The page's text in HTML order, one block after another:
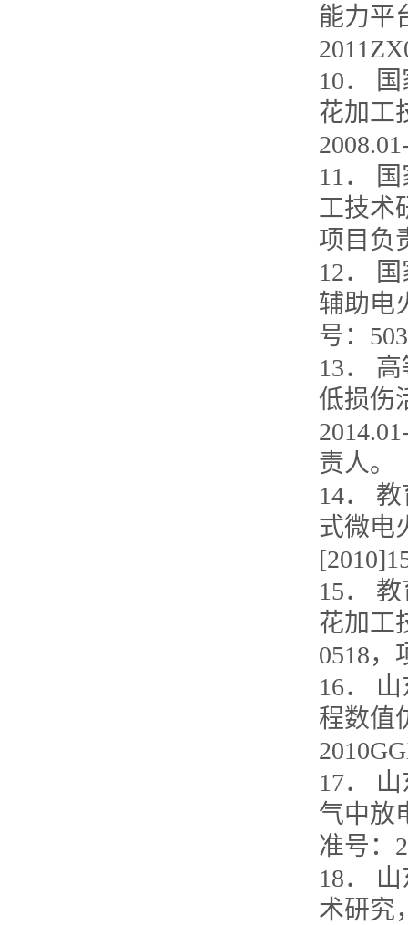
能力平
10．
花加工
11．
工技术
项目负
12．
辅助电
号：
13．
低损伤
责人。
14．
式微电
15．
花加工
0518，
16．
程数值
17．
气中放
准号：
18．
术研究